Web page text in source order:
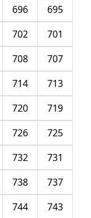
695
696
701
702
707
708
713
714
719
720
725
726
731
732
737
738
743
744